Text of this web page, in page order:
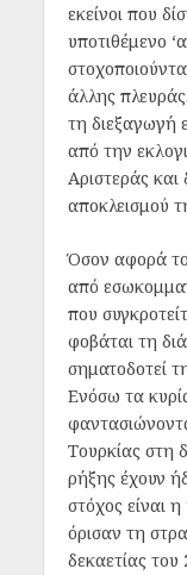
εκείνοι που
υποτιθέμενο
άλλης
τη διεξαγωγή
από την
Αριστεράς
αποκλεισμού
Όσον αφορά το
από
που
φοβάται τη
σηματοδοτεί
Ενόσω τα
Τουρκίας στη
ρήξης έχουν
στόχος είναι
όρισαν τη
δεκαετίας